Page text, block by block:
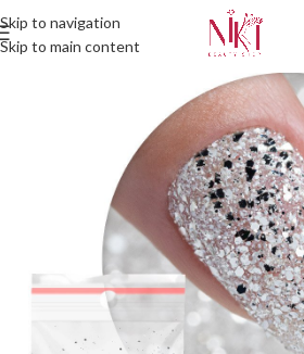
Skip to navigation
Skip to main content